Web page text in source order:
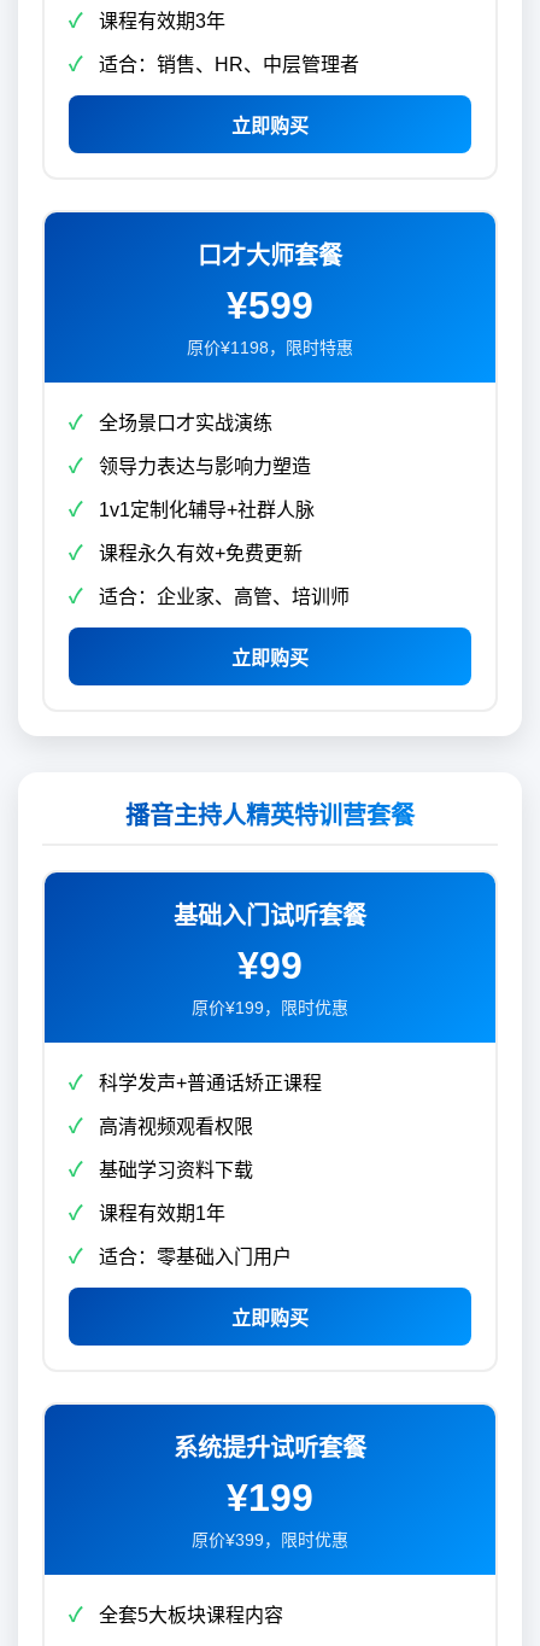
课程有效期3年
适合：销售、HR、中层管理者
立即购买
口才大师套餐
¥599
原价¥1198，限时特惠
全场景口才实战演练
领导力表达与影响力塑造
1v1定制化辅导+社群人脉
课程永久有效+免费更新
适合：企业家、高管、培训师
立即购买
播音主持人精英特训营套餐
基础入门试听套餐
¥99
原价¥199，限时优惠
科学发声+普通话矫正课程
高清视频观看权限
基础学习资料下载
课程有效期1年
适合：零基础入门用户
立即购买
系统提升试听套餐
¥199
原价¥399，限时优惠
全套5大板块课程内容